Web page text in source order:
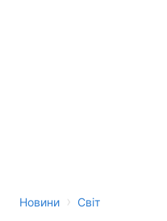
Новини › Світ